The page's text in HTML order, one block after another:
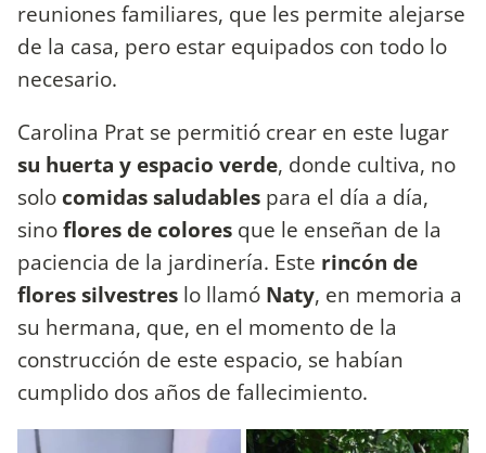
reuniones familiares, que les permite alejarse
de la casa, pero estar equipados con todo lo
necesario.
Carolina Prat se permitió crear en este lugar
su huerta y espacio verde, donde cultiva, no
solo comidas saludables para el día a día,
sinoflores de colores que le enseñan de la
paciencia de la jardinería. Este rincón de
flores silvestres lo llamó Naty, en memoria a
su hermana, que, en el momento de la
construcción de este espacio, se habían
cumplido dos años de fallecimiento.